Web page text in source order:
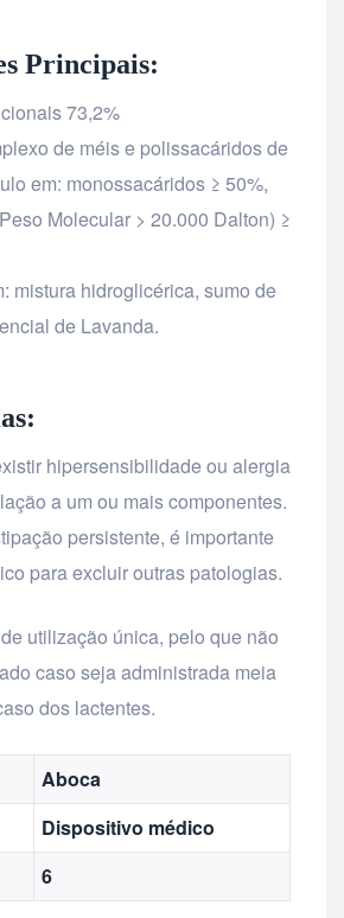
Principais:
73,2%
de méis e polissacáridos de
em: monossacáridos ≥ 50%,
Molecular > 20.000 Dalton) ≥
mistura hidroglicérica, sumo de
de Lavanda.
hipersensibilidade ou alergia
a um ou mais componentes.
persistente, é importante
para excluir outras patologias.
utilização única, pelo que não
caso seja administrada meia
dos lactentes.
Aboca
Dispositivo médico
6